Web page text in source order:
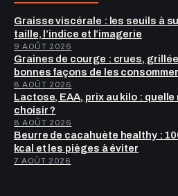
Graisse viscérale : les seuils à
taille, l’indice et l’imagerie
9 AOÛT 2026
Graines de courge : crues,
bonnes façons de les consommer
8 AOÛT 2026
Lactose, EAA, prix au kilo :
choisir ?
8 AOÛT 2026
Beurre de cacahuète healthy :
kcal et les pièges à éviter
7 AOÛT 2026